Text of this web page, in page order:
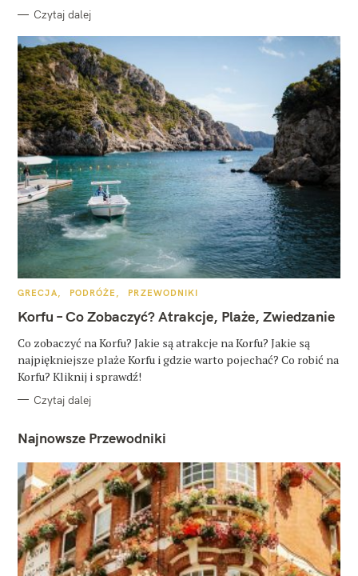
Czytaj dalej
K
T
E
O
R
I
GRECJA PODRÓŻE PRZEWODNIKI
Korfu – Co Zobaczyć? Atrakcje, Plaże, Zwiedzanie
Co zobaczyć na Korfu? Jakie są atrakcje na Korfu? Jakie są
najpiękniejsze plaże Korfu i gdzie warto pojechać? Co robić na
Korfu? Kliknij i sprawdź!
Czytaj dalej
Najnowsze Przewodniki